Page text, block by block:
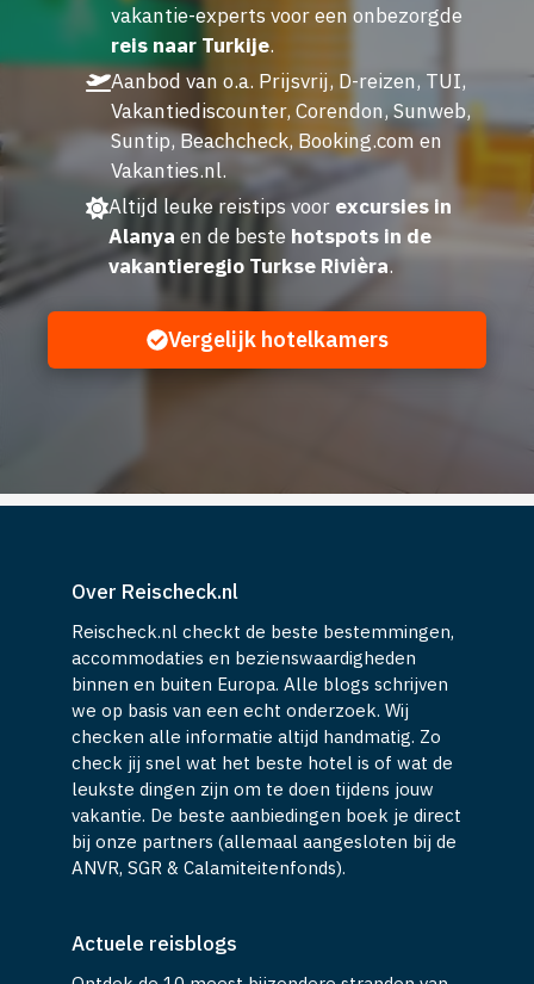
vakantie-experts voor een onbezorgde
reis naar Turkije.
Aanbod van o.a. Prijsvrij, D-reizen, TUI,
Vakantiediscounter, Corendon, Sunweb,
Suntip, Beachcheck, Booking.com en
Vakanties.nl.
Altijd leuke reistips voor excursies in
Alanya en de beste hotspots in de
vakantieregio Turkse Rivièra.
Vergelijk hotelkamers
Over Reischeck.nl
Reischeck.nl checkt de beste bestemmingen,
accommodaties en bezienswaardigheden
binnen en buiten Europa. Alle blogs schrijven
we op basis van een echt onderzoek. Wij
checken alle informatie altijd handmatig. Zo
check jij snel wat het beste hotel is of wat de
leukste dingen zijn om te doen tijdens jouw
vakantie. De beste aanbiedingen boek je direct
bij onze partners (allemaal aangesloten bij de
ANVR, SGR & Calamiteitenfonds).
Actuele reisblogs